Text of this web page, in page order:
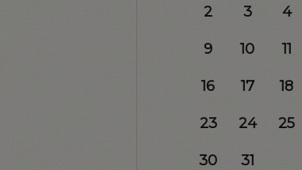
2 3 4
9 10 11
16 17 18
23 24 25
30 31